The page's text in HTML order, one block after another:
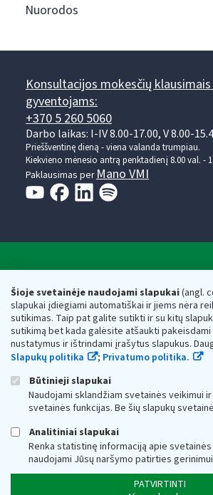
Šioje svetainėje naudojami slapukai(angl.
slapukai įdiegiami automatiškai ir jiems nėra
sutikimas. Taip pat galite sutikti ir su kitų
sutikimą bet kada galėsite atšaukti
nustatymus ir ištrindami įrašytus slapukus.
Slapukų politika
; Privatumo politika.
Būtinieji slapukai
Naudojami sklandžiam svetainės veikimui
svetainės funkcijas. Be šių slapukų
Analitiniai slapukai
Renka statistinę informaciją apie
naudojami Jūsų naršymo patirties
PATVIRTINTI
Nuorodos
Konsultacijos mokesčių
gyventojams:
+370 5 260 5060
Darbo laikas: I-IV 8.00-17.00, V 8.00-
Prieššventinę dieną - viena valanda trumpiau.
Kiekvieno mėnesio antrą penktadienį 8.00 val. -
Paklausimas per Mano VMI
Respublikos finansų ministerijos
Biudžetinė įstaiga. Juridinio asmens kodas —
adresas: Vasario 16-osios g. 14, 01107 Vilnius,
vmi@vmi.lt, E. pristatymo dėžutės adresas
Duomenys apie Valstybinę mokesčių inspekciją
Respublikos finansų ministerijos kaupiami ir